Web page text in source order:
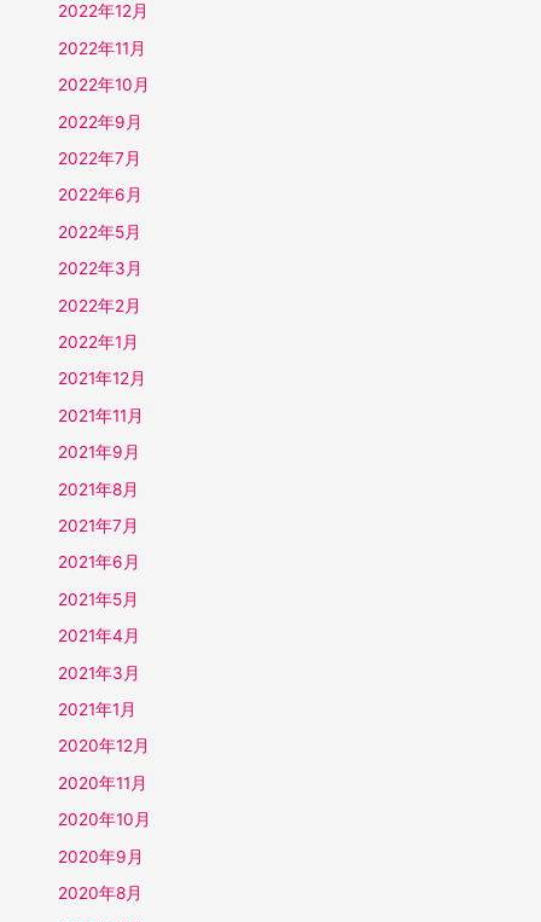
2022年12月
2022年11月
2022年10月
2022年9月
2022年7月
2022年6月
2022年5月
2022年3月
2022年2月
2022年1月
2021年12月
2021年11月
2021年9月
2021年8月
2021年7月
2021年6月
2021年5月
2021年4月
2021年3月
2021年1月
2020年12月
2020年11月
2020年10月
2020年9月
2020年8月